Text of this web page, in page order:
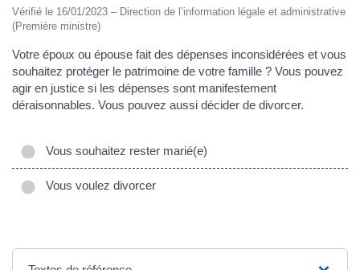
Vérifié le 16/01/2023 – Direction de l’information légale et administrative
(Première ministre)
Votre époux ou épouse fait des dépenses inconsidérées et vous
souhaitez protéger le patrimoine de votre famille ? Vous pouvez
agir en justice si les dépenses sont manifestement
déraisonnables. Vous pouvez aussi décider de divorcer.
Vous souhaitez rester marié(e)
Vous voulez divorcer